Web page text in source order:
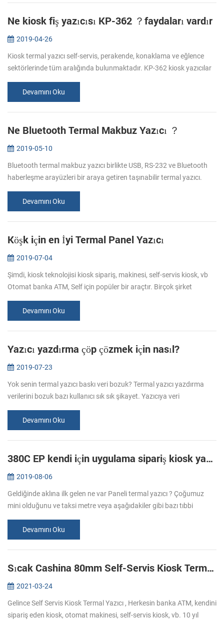
Ne kiosk fiş yazıcısı KP-362 ？faydaları vardır
2019-04-26
Kiosk termal yazıcı self-servis, perakende, konaklama ve eğlence
sektörlerinde tüm aralığında bulunmaktadır. KP-362 kiosk yazıcılar
Devamını Oku
Ne Bluetooth Termal Makbuz Yazıcı ？
2019-05-10
Bluetooth termal makbuz yazıcı birlikte USB, RS-232 ve Bluetooth
haberleşme arayüzleri bir araya getiren taşınabilir termal yazıcı.
bir ç...Devamını Oku
Köşk için en İyi Termal Panel Yazıcı
2019-07-04
Şimdi, kiosk teknolojisi kiosk sipariş, makinesi, self-servis kiosk, vb
Otomat banka ATM, Self için popüler bir araçtır. Birçok şirket
Devamını Oku
Yazıcı yazdırma çöp çözmek için nasıl?
2019-07-23
Yok senin termal yazıcı baskı veri bozuk? Termal yazıcı yazdırma
verilerini bozuk bazı kullanıcı sık sık şikayet. Yazıcıya veri
Böyle bi...
Devamını Oku
380C EP kendi için uygulama sipariş kiosk yazıcı - -
2019-08-06
Geldiğinde aklına ilk gelen ne var Paneli termal yazıcı ? Çoğumuz
mini olduğunu ve taksi metre veya aşağıdakiler gibi bazı tıbbi
makinesi ç...
Devamını Oku
Sıcak Cashina 80mm Self-Servis Kiosk Termal Yazıcı KP-347 Size Seçiniz.
2021-03-24
Gelince Self Servis Kiosk Termal Yazıcı , Herkesin banka ATM, kendini
sipariş eden kiosk, otomat makinesi, self-servis kiosk, vb. 10 yıl